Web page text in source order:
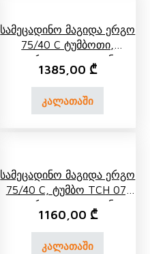
Სამეცადინო Მაგიდა Ერგო
75/40 C Ტუმბოთი,
Გვერდითა Და Უკანა
Თაროთი
1385,00 ₾
კალათაში
Სამეცადინო Მაგიდა Ერგო
75/40 C, Ტუმბო TCH 07,
Გვერდითა Და Უკანა
Თარო
1160,00 ₾
კალათაში